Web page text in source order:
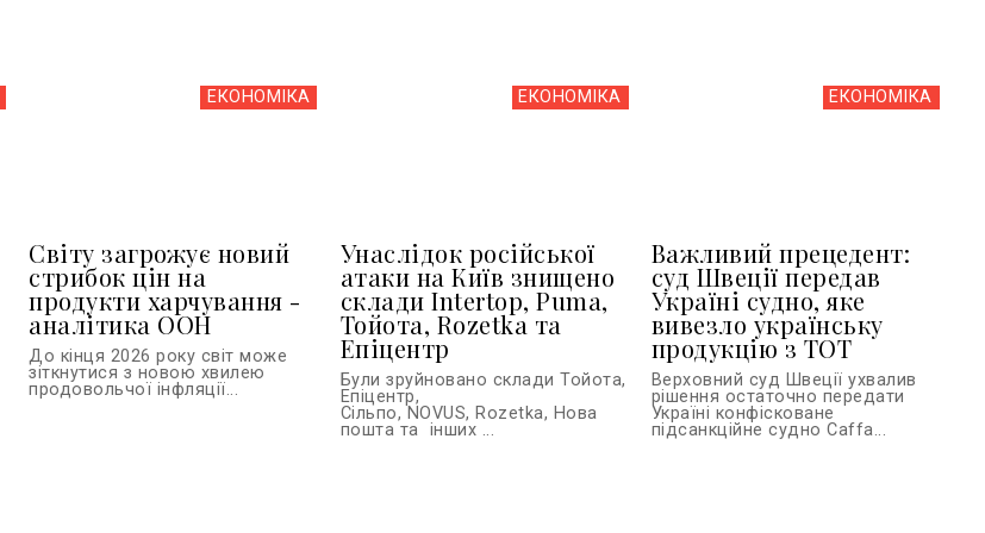
ЕКОНОМІКА
Світу загрожує новий
стрибок цін на
продукти харчування -
аналітика ООН
До кінця 2026 року світ може
зіткнутися з новою хвилею
продовольчої інфляції...
ЕКОНОМІКА
Унаслідок російської
атаки на Київ знищено
склади Intertop, Puma,
Тойота, Rozetka та
Епіцентр
Були зруйновано склади Тойота,
Епіцентр,
Сільпо, NOVUS, Rozetka, Нова
пошта та інших ...
ЕКОНОМІКА
Важливий прецедент:
суд Швеції передав
Україні судно, яке
вивезло українську
продукцію з ТОТ
Верховний суд Швеції ухвалив
рішення остаточно передати
Україні конфісковане
підсанкційне судно Caffa...